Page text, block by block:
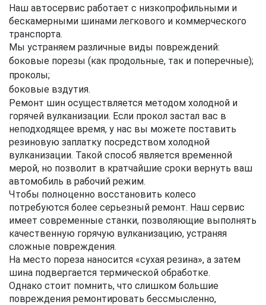
Наш автосервис работает с низкопрофильными и
бескамерными шинами легкового и коммерческого
транспорта.
Мы устраняем различные виды повреждений:
боковые порезы (как продольные, так и поперечные);
проколы;
боковые вздутия.
Ремонт шин осуществляется методом холодной и
горячей вулканизации. Если прокол застал вас в
неподходящее время, у нас вы можете поставить
резиновую заплатку посредством холодной
вулканизации. Такой способ является временной
мерой, но позволит в кратчайшие сроки вернуть ваш
автомобиль в рабочий режим.
Чтобы полноценно восстановить колесо
потребуются более серьезный ремонт. Наш сервис
имеет современные станки, позволяющие выполнять
качественную горячую вулканизацию, устраняя
сложные повреждения.
На место пореза наносится «сухая резина», а затем
шина подвергается термической обработке.
Однако стоит помнить, что слишком большие
повреждения ремонтировать бессмысленно,